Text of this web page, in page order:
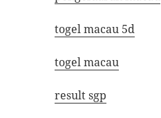
togel macau 5d
togel macau
result sgp